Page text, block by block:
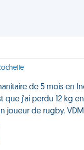
de 5 mois en
que j'ai perdu 12 kg
joueur de rugby. VDM